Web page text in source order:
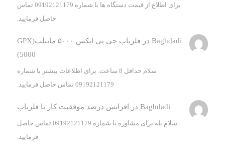
برای اطلاع از قیمت دستگاه ها با شماره 09192121179 تماس
حاصل فرمایید.
Baghdadi در
فلزیاب جی پی ایکس ۵۰۰۰ ماینلب(GPX
5000)
سلام حداقل 8 ساعت. برای اطلاعات بیشتر با شماره
09192121179 تماس حاصل فرمایید.
Baghdadi در افزایش درصد موفقیت کار با فلزیاب
سلام بله برای مشاوره با شماره 09192121179 تماس حاصل
فرمایید.